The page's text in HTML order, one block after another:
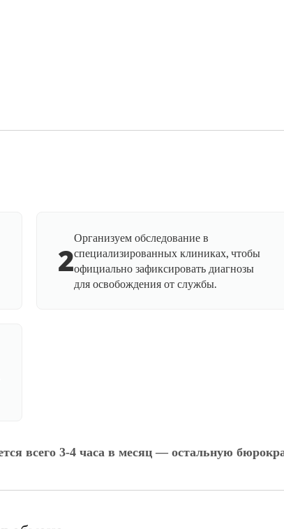
2
Организуем обследование в
специализированных клиниках, чтобы
официально зафиксировать диагнозы
для освобождения от службы.
всего 3-4 часа в месяц — остальную